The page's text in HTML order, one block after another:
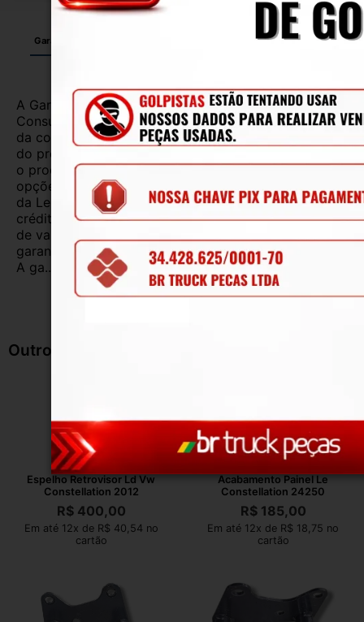
Garantia Troca e Devolução
A Garantia Legal, prevista no Código de Defesa do
Consumidor, é de 90 (noventa) dias a partir da data
da compra e cobre defeitos de fabricação e vícios
do produto adquirido.Na impossibilidade de reparar
o produto, o cliente poderá escolher dentre as
opções previstas no parágrafo primeiro do artigo 18
da Lei nº 8.078/1990, ou, ainda, a utilização do
crédito como parte do pagamento de outro produto
de valor superior.Alguns produtos contam com
garantias mais longas. Consulte nossos vendedores.
A ga...
Ler mais
Outros Produtos
Espelho Retrovisor Ld Vw
Constellation 2012
R$400,00
Em até 12x de R$ 40,54 no
cartão
Acabamento Painel Le
Constellation 24250
R$185,00
Em até 12x de R$ 18,75 no
cartão